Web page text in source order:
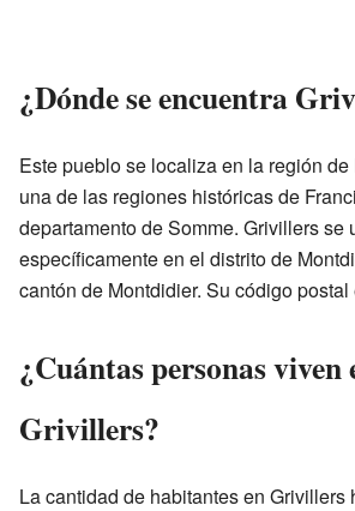
¿Dónde se encuentra
Este pueblo se localiza en la región
una de las regiones históricas de
departamento de Somme. Grivillers se
específicamente en el distrito de
cantón de Montdidier. Su código postal
¿Cuántas personas viven
Grivillers?
La cantidad de habitantes en Grivillers